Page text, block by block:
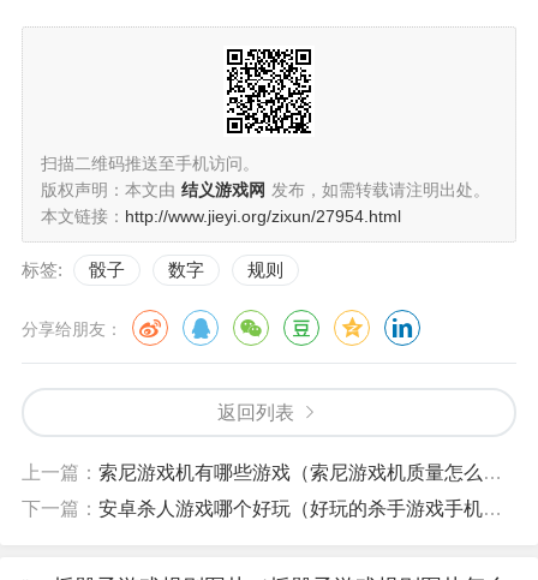
扫描二维码推送至手机访问。
版权声明：本文由 结义游戏网 发布，如需转载请注明出处。
本文链接： http://www.jieyi.org/zixun/27954.html
标签: 骰子 数字 规则
分享给朋友：
返回列表
上一篇： 索尼游戏机有哪些游戏（索尼游戏机质量怎么样）
下一篇： 安卓杀人游戏哪个好玩（好玩的杀手游戏手机版）